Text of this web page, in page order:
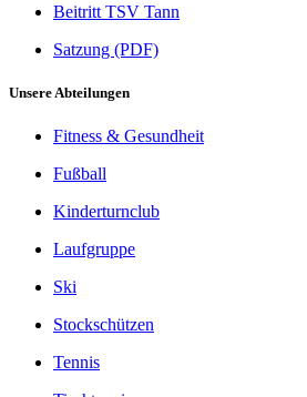
Beitritt TSV Tann
Satzung (PDF)
Unsere Abteilungen
Fitness & Gesundheit
Fußball
Kinderturnclub
Laufgruppe
Ski
Stockschützen
Tennis